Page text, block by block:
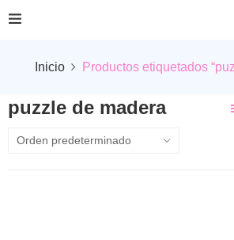
Inicio Productos etiquetados
puzzle de madera